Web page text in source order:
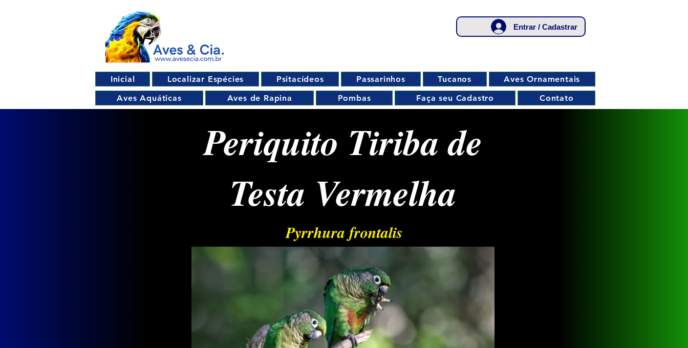
Entrar / Cadastrar
Inicial Localizar Espécies Psitacídeos Passarinhos Tucanos
Aves Ornamentais
Aves Aquáticas
Aves de Rapina Pombas Faça seu Cadastro Contato
Periquito Tiriba de
Testa Vermelha
Pyrrhura frontalis